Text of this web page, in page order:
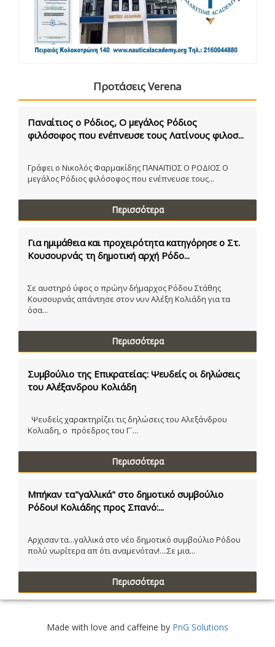
Προτάσεις Verena
Παναίτιος ο Ρόδιος, Ο μεγάλος Ρόδιος
φιλόσοφος που ενέπνευσε τους Λατίνους φιλοσ...
Γράφει ο Νικολός Φαρμακίδης ΠΑΝΑΙΤΙΟΣ Ο ΡΟΔΙΟΣ Ο
μεγάλος Ρόδιος φιλόσοφος που ενέπνευσε τους...
Περισσότερα
Για ημιμάθεια και προχειρότητα κατηγόρησε ο Στ.
Κουσουρνάς τη δημοτική αρχή Ρόδο...
Σε αυστηρό ύφος ο πρώην δήμαρχος Ρόδου Στάθης
Κουσουρνάς απάντησε στον νυν Αλέξη Κολιάδη για τα
όσα...
Περισσότερα
Συμβούλιο της Επικρατείας: Ψευδείς οι δηλώσεις
του Αλέξανδρου Κολιάδη
Ψευδείς χαρακτηρίζει τις δηλώσεις του Αλεξάνδρου
Κολιαδη, ο πρόεδρος του Γ´...
Περισσότερα
Μπήκαν τα"γαλλικά" στο δημοτικό συμβούλιο
Ρόδου! Κολιάδης προς Σπανό:...
Αρχισαν τα...γαλλικά στο νέο δημοτικό συμβούλιο Ρόδου
πολύ νωρίτερα απ ότι αναμενόταν!....Σε μια...
Περισσότερα
Made with love and caffeine by PnG Solutions